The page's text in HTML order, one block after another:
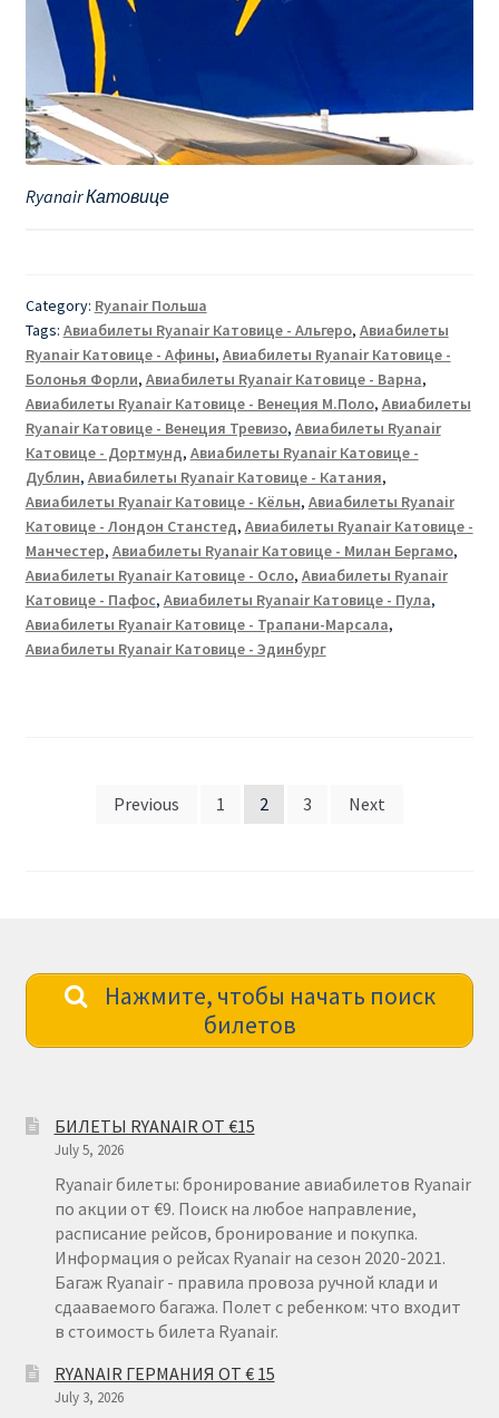
Ryanair Катовице
Category: Ryanair Польша
Tags: Авиабилеты Ryanair Катовице - Альгеро, Авиабилеты
Ryanair Катовице - Афины, Авиабилеты Ryanair Катовице -
Болонья Форли, Авиабилеты Ryanair Катовице - Варна,
Авиабилеты Ryanair Катовице - Венеция М.Поло, Авиабилеты
Ryanair Катовице - Венеция Тревизо, Авиабилеты Ryanair
Катовице - Дортмунд, Авиабилеты Ryanair Катовице -
Дублин, Авиабилеты Ryanair Катовице - Катания,
Авиабилеты Ryanair Катовице - Кёльн, Авиабилеты Ryanair
Катовице - Лондон Станстед, Авиабилеты Ryanair Катовице -
Манчестер, Авиабилеты Ryanair Катовице - Милан Бергамо,
Авиабилеты Ryanair Катовице - Осло, Авиабилеты Ryanair
Катовице - Пафос, Авиабилеты Ryanair Катовице - Пула,
Авиабилеты Ryanair Катовице - Трапани-Марсала,
Авиабилеты Ryanair Катовице - Эдинбург
Previous 1 2 3 Next
Нажмите, чтобы начать поиск
билетов
БИЛЕТЫ RYANAIR ОТ €15
July 5, 2026
Ryanair билеты: бронирование авиабилетов Ryanair
по акции от €9. Поиск на любое направление,
расписание рейсов, бронирование и покупка.
Информация о рейсах Ryanair на сезон 2020-2021.
Багаж Ryanair - правила провоза ручной клади и
сдааваемого багажа. Полет с ребенком: что входит
в стоимость билета Ryanair.
RYANAIR ГЕРМАНИЯ ОТ € 15
July 3, 2026